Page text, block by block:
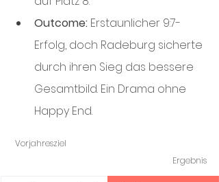
Outcome: Erstaunlicher 9:7-
Erfolg, doch Radeburg sicherte
durch ihren Sieg das bessere
Gesamtbild. Ein Drama ohne
Happy End.
Ergebnis